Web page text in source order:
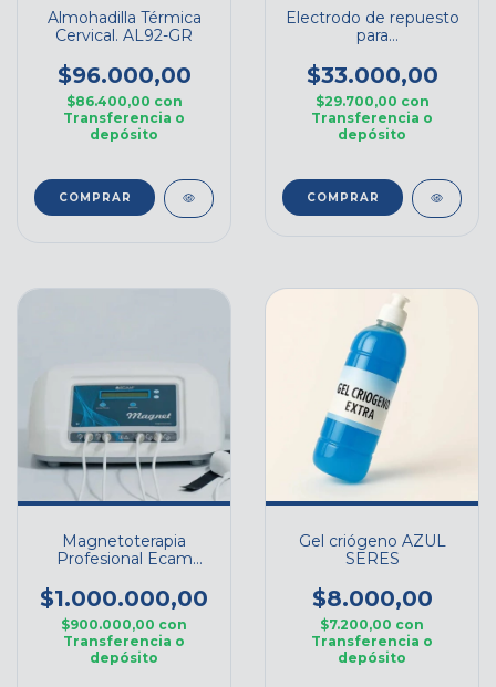
Almohadilla Térmica
Cervical. AL92-GR
$96.000,00
$86.400,00 con
Transferencia o
depósito
Electrodo de repuesto
para
CEC x par
$33.000,00
$29.700,00 con
Transferencia o
depósito
COMPRAR
Magnetoterapia
Profesional Ecam
$1.000.000,00
$900.000,00 con
Transferencia o
depósito
Gel criógeno AZUL
SERES
$8.000,00
$7.200,00 con
Transferencia o
depósito